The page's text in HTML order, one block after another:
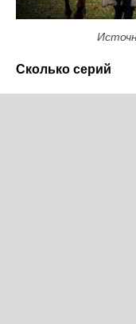
Сколько серий